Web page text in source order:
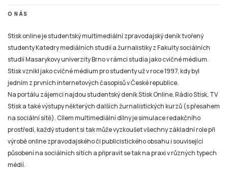
O NÁS
Stisk online je studentský multimediální zpravodajský deník tvořený
studenty Katedry mediálních studií a žurnalistiky z Fakulty sociálních
studií Masarykovy univerzity Brno v rámci studia jako cvičné médium.
Stisk vznikl jako cvičné médium pro studenty už v roce 1997, kdy byl
jedním z prvních internetových časopisů v České republice.
Na portálu zájemci najdou studentský deník Stisk Online, Rádio Stisk, TV
Stisk a také výstupy některých dalších žurnalistických kurzů (s přesahem
na sociální sítě). Cílem multimediální dílny je simulace redakčního
prostředí, každý student si tak může vyzkoušet všechny základní role při
výrobě online zpravodajského či publicistického obsahu i související
působení na sociálních sítích a připravit se tak na praxi v různých typech
médií.